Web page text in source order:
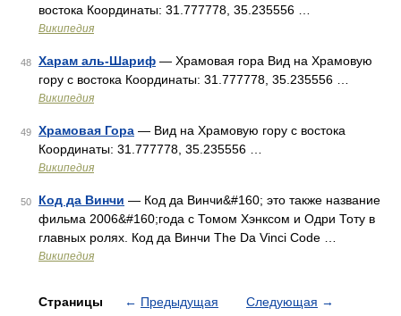
востока Координаты: 31.777778, 35.235556 …
Википедия
48 Харам аль-Шариф — Храмовая гора Вид на Храмовую
гору с востока Координаты: 31.777778, 35.235556 …
Википедия
49 Храмовая Гора — Вид на Храмовую гору с востока
Координаты: 31.777778, 35.235556 …
Википедия
50 Код да Винчи — Код да Винчи&#160; это также название
фильма 2006&#160;года с Томом Хэнксом и Одри Тоту в
главных ролях. Код да Винчи The Da Vinci Code …
Википедия
Страницы ← Предыдущая Следующая →